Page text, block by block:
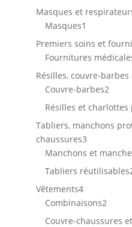
Masques et
Masques1
produit
Premiers soins et
Fournitures
Résilles, couvre-
Couvre-barbes22
Résilles et charlottes
Tabliers, manchons
chaussures33
produits
Manchons et
Tabliers réutilisables
Vêtements44
produits
Combinaisons22
Couvre-chaussures